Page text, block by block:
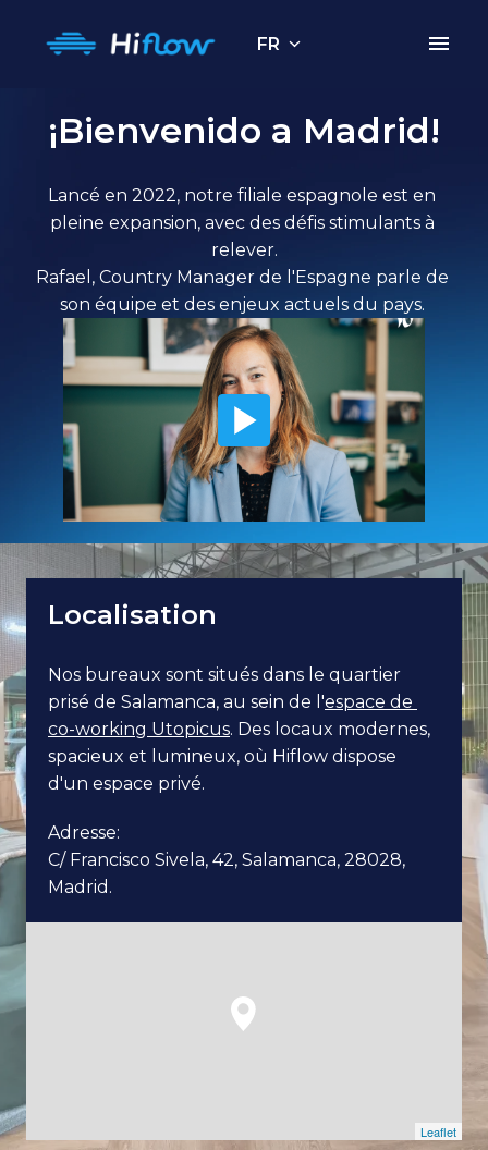
Page d'accueil FR
¡Bienvenido a Madrid!
Lancé en 2022, notre filiale espagnole est en
pleine expansion, avec des défis stimulants à
relever.
Rafael, Country Manager de l'Espagne parle de
son équipe et des enjeux actuels du pays.
Localisation
Nos bureaux sont situés dans le quartier
prisé de Salamanca, au sein de l'espace de
co-working Utopicus. Des locaux modernes,
spacieux et lumineux, où Hiflow dispose
d'un espace privé.
Adresse:
C/ Francisco Sivela, 42, Salamanca, 28028,
Madrid.
Leaflet